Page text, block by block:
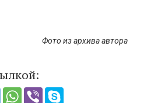
Фото из архива автора